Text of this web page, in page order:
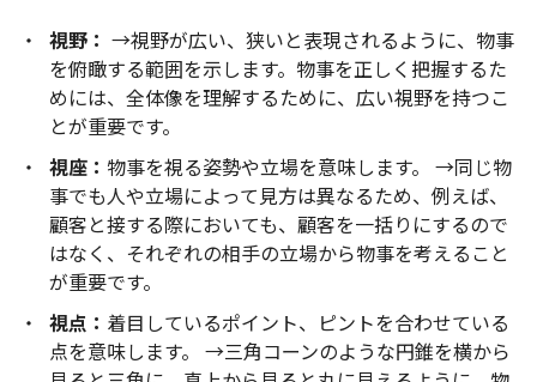
視野： →視野が広い、狭いと表現されるように、物事
を俯瞰する範囲を示します。 物事を正しく把握するた
めには、全体像を理解するために、広い視野を持つこ
とが重要です。
視座： 物事を視る姿勢や立場を意味します。 →同じ物
事でも人や立場によって見方は異なるため、例えば、
顧客と接する際においても、顧客を一括りにするので
はなく、それぞれの相手の立場から物事を考えること
が重要です。
視点： 着目しているポイント、ピントを合わせている
点を意味します。 →三角コーンのような円錐を横から